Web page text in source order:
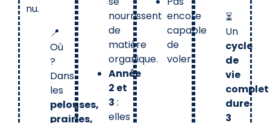
nu.
📍
Où
?
Dans
les
pelouses,
prairies,
nourrissent
de
matière
organique.
Année
2 et
3 :
elles
encore
capable
de
voler
⏳
Un
cycle
de
vie
complet
dure
3